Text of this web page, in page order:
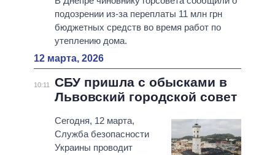
подозрении из-за переплаты 11 млн грн
бюджетных средств во время работ по
утеплению дома.
12 марта, 2026
10:11
СБУ пришла с обысками в
Львовский городской совет
Сегодня, 12 марта,
Служба безопасности
Украины проводит